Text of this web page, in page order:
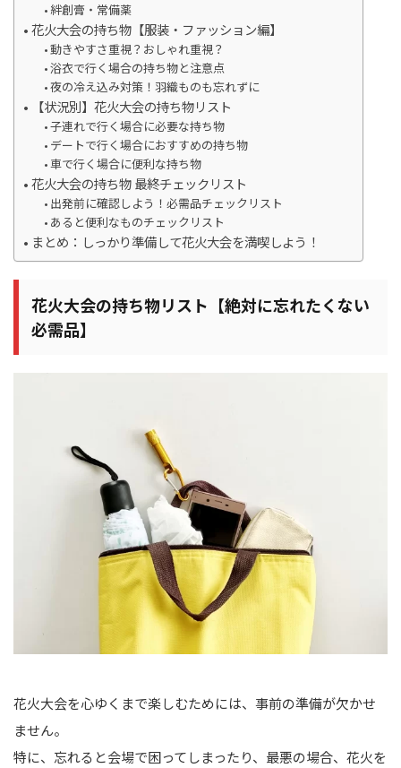
絆創膏・常備薬
花火大会の持ち物【服装・ファッション編】
動きやすさ重視？おしゃれ重視？
浴衣で行く場合の持ち物と注意点
夜の冷え込み対策！羽織ものも忘れずに
【状況別】花火大会の持ち物リスト
子連れで行く場合に必要な持ち物
デートで行く場合におすすめの持ち物
車で行く場合に便利な持ち物
花火大会の持ち物 最終チェックリスト
出発前に確認しよう！必需品チェックリスト
あると便利なものチェックリスト
まとめ：しっかり準備して花火大会を満喫しよう！
花火大会の持ち物リスト【絶対に忘れたくない
必需品】
花火大会を心ゆくまで楽しむためには、事前の準備が欠かせ
ません。
特に、忘れると会場で困ってしまったり、最悪の場合、花火を